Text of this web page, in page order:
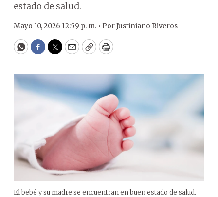
estado de salud.
Mayo 10, 2026 12:59 p. m. • PorJustiniano Riveros
WhatsApp
Facebook
Twitter
EmailCopyPrint
El bebé y su madre se encuentran en buen estado de salud.